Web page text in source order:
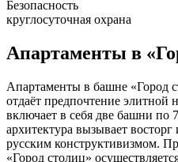
Безопасность
круглосуточная охрана
Апартаменты в
Апартаменты в башне «Город
отдаёт предпочтение
включает в себя две башни по
архитектура вызывает
русским конструктивизмом.
«Город столиц»